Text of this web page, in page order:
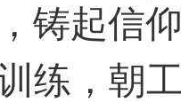
铸起信
练，朝